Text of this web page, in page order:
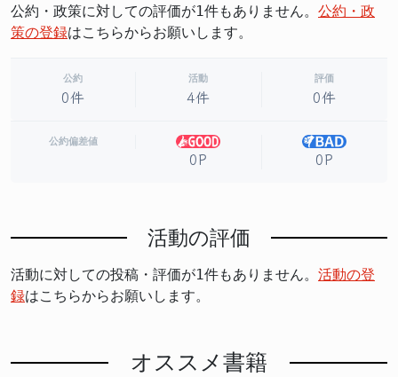
公約・政策に対しての評価が1件もありません。 公約・政
策の登録はこちらからお願いします。
公約
0件
活動
4件
評価
0件
公約偏差値
0P 0P
活動の評価
活動に対しての投稿・評価が1件もありません。 活動の登
録はこちらからお願いします。
オススメ書籍